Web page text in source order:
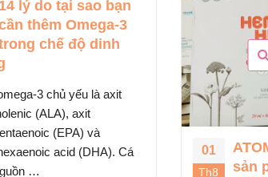
ATOMY HEMOHIM
sản phẩm chăm sóc